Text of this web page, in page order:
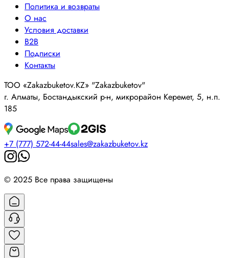
Политика и возвраты
О нас
Условия доставки
B2B
Подписки
Контакты
ТОО «Zakazbuketov.KZ» "Zakazbuketov"
г. Алматы, Бостандыкский р-н, микрорайон Керемет, 5, н.п.
185
+7 (777) 572-44-44sales@zakazbuketov.kz
© 2025 Все права защищены